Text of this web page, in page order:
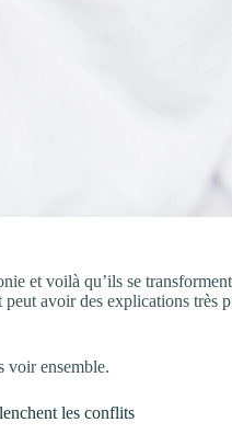
et voilà qu’ils se
avoir des explications très
voir ensemble.
les conflits